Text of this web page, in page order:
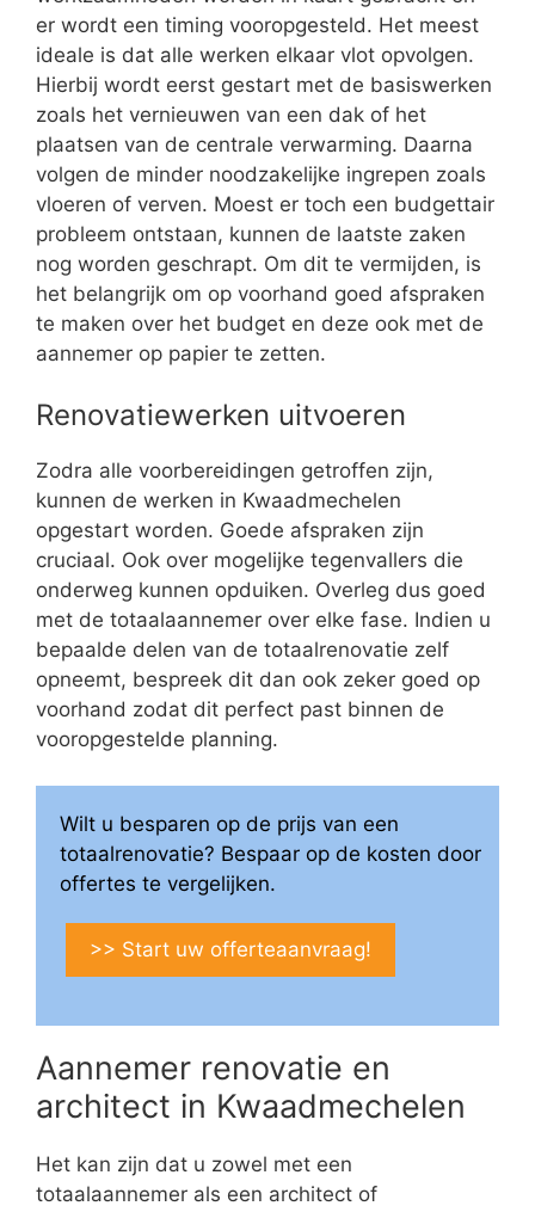
er wordt een timing vooropgesteld. Het meest
ideale is dat alle werken elkaar vlot opvolgen.
Hierbij wordt eerst gestart met de basiswerken
zoals het vernieuwen van een dak of het
plaatsen van de centrale verwarming. Daarna
volgen de minder noodzakelijke ingrepen zoals
vloeren of verven. Moest er toch een budgettair
probleem ontstaan, kunnen de laatste zaken
nog worden geschrapt. Om dit te vermijden, is
het belangrijk om op voorhand goed afspraken
te maken over het budget en deze ook met de
aannemer op papier te zetten.
Renovatiewerken uitvoeren
Zodra alle voorbereidingen getroffen zijn,
kunnen de werken in Kwaadmechelen
opgestart worden. Goede afspraken zijn
cruciaal. Ook over mogelijke tegenvallers die
onderweg kunnen opduiken. Overleg dus goed
met de totaalaannemer over elke fase. Indien u
bepaalde delen van de totaalrenovatie zelf
opneemt, bespreek dit dan ook zeker goed op
voorhand zodat dit perfect past binnen de
vooropgestelde planning.
Wilt u besparen op de prijs van een
totaalrenovatie? Bespaar op de kosten door
offertes te vergelijken.
>> Start uw offerteaanvraag!
Aannemer renovatie en
architect in Kwaadmechelen
Het kan zijn dat u zowel met een
totaalaannemer als een architect of